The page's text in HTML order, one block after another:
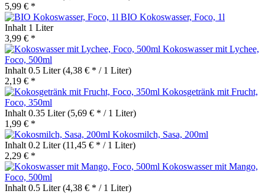
5,99 € *
BIO Kokoswasser, Foco, 1l
Inhalt 1 Liter
3,99 € *
Kokoswasser mit Lychee,
Foco, 500ml
Inhalt 0.5 Liter(4,38 € * / 1 Liter)
2,19 € *
Kokosgetränk mit Frucht,
Foco, 350ml
Inhalt 0.35 Liter(5,69 € * / 1 Liter)
1,99 € *
Kokosmilch, Sasa, 200ml
Inhalt 0.2 Liter(11,45 € * / 1 Liter)
2,29 € *
Kokoswasser mit Mango,
Foco, 500ml
Inhalt 0.5 Liter(4,38 € * / 1 Liter)